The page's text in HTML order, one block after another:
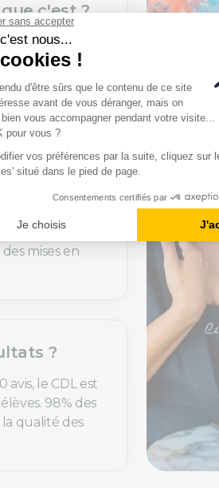
c'est ?
langue
certifiés,
de
utile ?
sont
selon
mises en
?
avis, le CDL est
98% des
qualité des